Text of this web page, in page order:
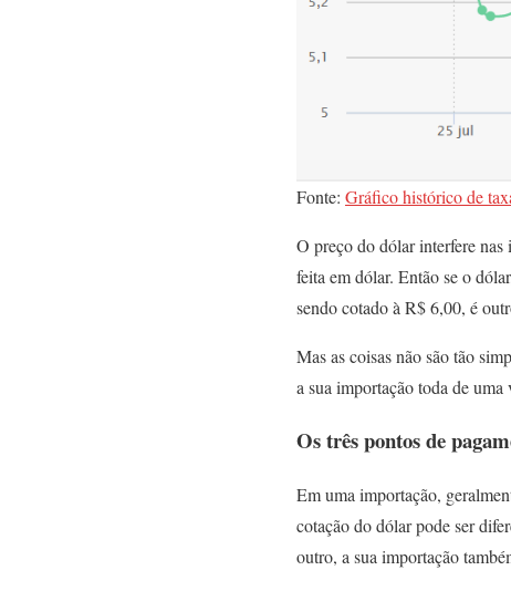
Fonte: Gráfico histórico de
O preço do dólar interfere
feita em dólar. Então se o
sendo cotado à R$ 6,00, é
Mas as coisas não são tão
a sua importação toda de uma
Os três pontos de
Em uma importação,
cotação do dólar pode ser
outro, a sua importação